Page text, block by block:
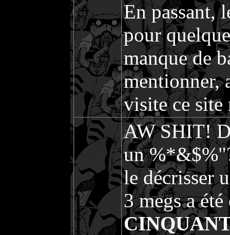
En passant,
pour
manque de
mentionner,
visite ce site
AW SHIT!
un
le décrisser
3 megs a